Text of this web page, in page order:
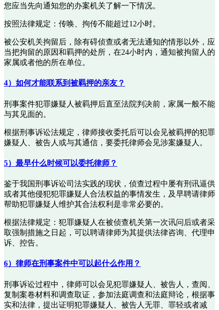
您应当先向通知您的办案机关了解一下情况。
按照法律规定：传唤、拘传不能超过12小时。
被公安机关拘留后，除有碍侦查或者无法通知的情形以外，应
当把拘留的原因和羁押的处所，在24小时内，通知被拘留人的
家属或者他的所在单位。
4）如何才能联系到被羁押的亲友？
刑事案件犯罪嫌疑人被羁押后直至法院判决前，家属一般不能
与其见面的。
根据刑事诉讼法规定，律师接收委托后可以会见被羁押的犯罪
嫌疑人、被告人或与其通信，要委托律师会见涉案嫌疑人。
5）最早什么时候可以委托律师？
鉴于我国刑事诉讼司法实践的现状，侦查过程中屡有刑讯逼供
或者其他侵犯犯罪嫌疑人合法权益的事情发生，及早聘请律师
帮助犯罪嫌疑人维护其合法权利是非常必要的。
根据法律规定：犯罪嫌疑人在被侦查机关第一次讯问后或者采
取强制措施之日起，可以聘请律师为其提供法律咨询、代理申
诉、控告。
6）律师在刑事案件中可以起什么作用？
刑事诉讼过程中，律师可以会见犯罪嫌疑人、被告人，查阅、
复制案卷材料和调查取证，参加法庭调查和法庭辩论，根据事
实和法律，提出证明犯罪嫌疑人、被告人无罪、罪轻或者减